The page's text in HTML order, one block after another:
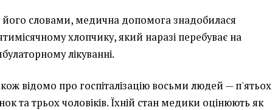
його словами, медична допомога знадобилася
хлопчику, який наразі перебуває на
лікуванні.
відомо про госпіталізацію восьми людей — п'ятьох
та трьох чоловіків. Їхній стан медики оцінюють як